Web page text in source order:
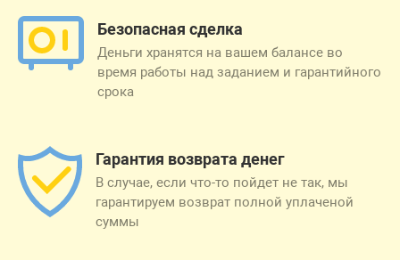
Безопасная сделка
Деньги хранятся на вашем балансе во
время работы над заданием и гарантийного
срока
Гарантия возврата денег
В случае, если что-то пойдет не так, мы
гарантируем возврат полной уплаченой
суммы